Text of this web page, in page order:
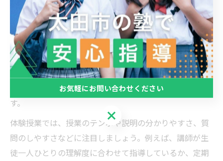
個別指導塾の無料体験は、成績アップを目指すお子さま
や保護者にとって、実際の授業内容や指導方法を具体的
に確認できる貴重な機会です。群馬県太田市内には多様
な教室があり、塾によって学習スタイルやサポート体制
が異なります。無料体験を通じて、勉強の進め方や先生
との相性、教室の雰囲気などを比較することが大切で
す。
体験授業では、授業のテンポや説明の分かりやすさ、質
問のしやすさなどに注目しましょう。例えば、講師が生
徒一人ひとりの理解度に合わせて指導しているか、定期
お気軽にお問い合わせください
お気軽にお問い合わせください